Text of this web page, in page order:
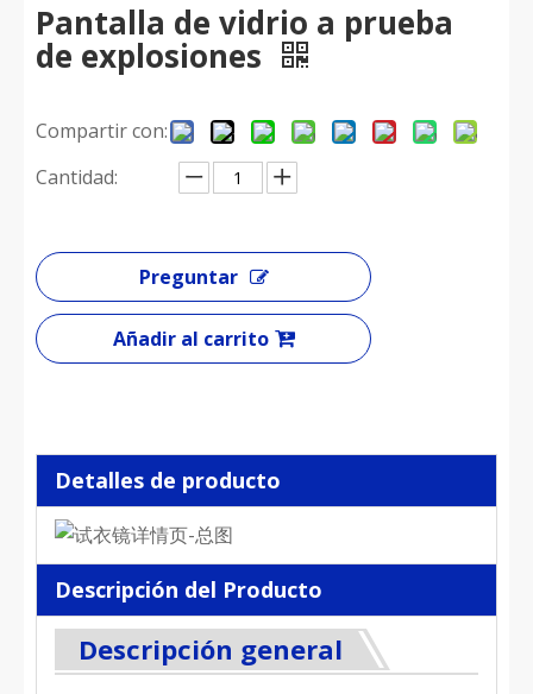
Pantalla de vidrio a prueba
de explosiones
Compartir con:
Cantidad:
Preguntar
Añadir al carrito
Detalles de producto
Descripción del Producto
Descripción general